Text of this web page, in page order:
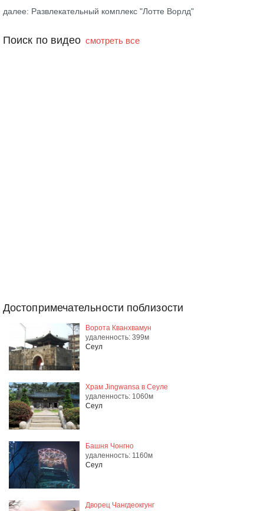
далее: Развлекательный комплекс "Лотте Ворлд"
Поиск по видео смотреть все
Достопримечательности поблизости
Ворота Кванхвамун
удаленность: 399м
Сеул
Храм Jingwansa в Сеуле
удаленность: 1060м
Сеул
Башня Чонгно
удаленность: 1160м
Сеул
Дворец Чангдеокгунг